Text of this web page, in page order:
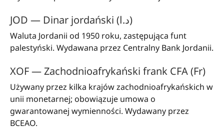
JOD — Dinar jordański (د.ا)
Waluta Jordanii od 1950 roku, zastępująca funt
palestyński. Wydawana przez Centralny Bank Jordanii.
XOF — Zachodnioafrykański frank CFA (Fr)
Używany przez kilka krajów zachodnioafrykańskich w
unii monetarnej; obowiązuje umowa o
gwarantowanej wymienności. Wydawany przez
BCEAO.